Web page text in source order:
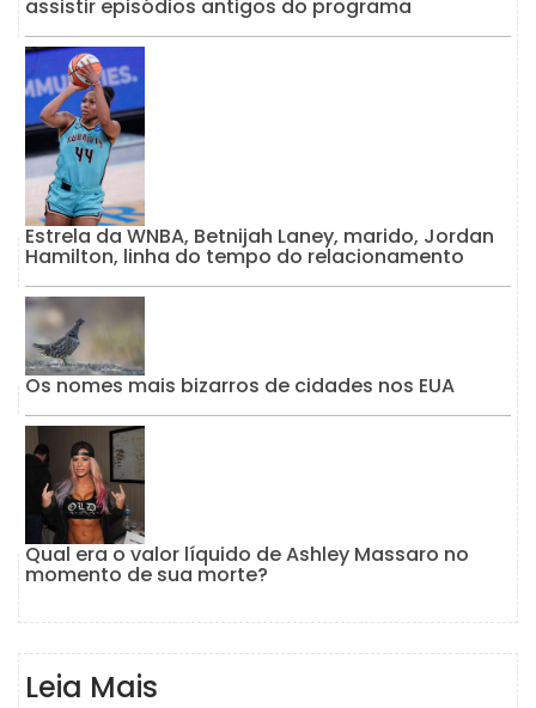
assistir episódios antigos do programa
Estrela da WNBA, Betnijah Laney, marido, Jordan
Hamilton, linha do tempo do relacionamento
Os nomes mais bizarros de cidades nos EUA
Qual era o valor líquido de Ashley Massaro no
momento de sua morte?
Leia Mais